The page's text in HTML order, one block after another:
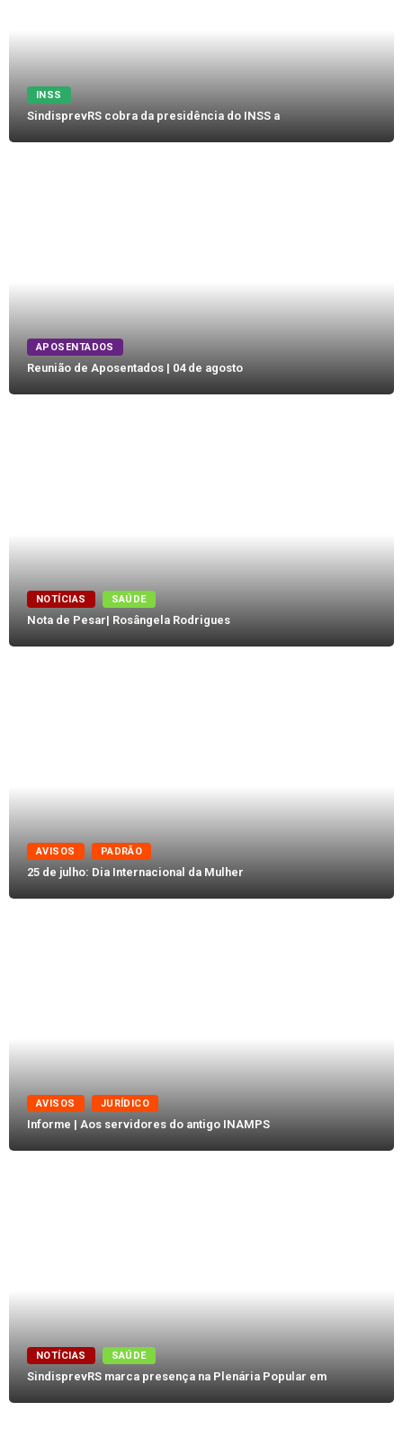
INSS
SindisprevRS cobra da presidência do INSS a
APOSENTADOS
Reunião de Aposentados | 04 de agosto
NOTÍCIAS SAÚDE
Nota de Pesar| Rosângela Rodrigues
AVISOS PADRÃO
25 de julho: Dia Internacional da Mulher
AVISOS JURÍDICO
Informe | Aos servidores do antigo INAMPS
NOTÍCIAS SAÚDE
SindisprevRS marca presença na Plenária Popular em